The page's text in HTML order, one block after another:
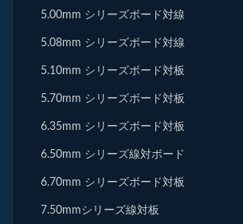
5.00mm シリーズボード対線
5.08mm シリーズボード対線
5.10mm シリーズボード対板
5.70mm シリーズボード対板
6.35mm シリーズボード対板
6.50mm シリーズ線対ボード
6.70mm シリーズボード対板
7.50mmシリーズ線対板